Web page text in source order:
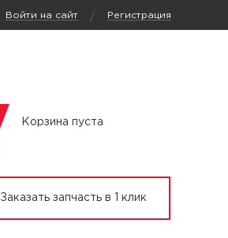
Войти на сайт / Регистрация
Корзина пуста
Заказать запчасть в 1 клик